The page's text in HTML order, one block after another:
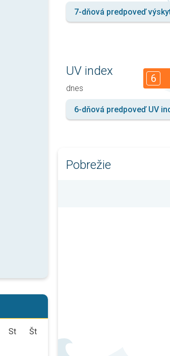
St Št
7-dňová predpoveď
UV index
dnes
6
6-dňová predpoveď UV
Pobrežie